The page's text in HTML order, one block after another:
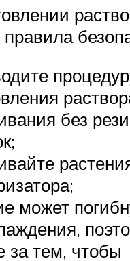
без
может
за тем, чтобы